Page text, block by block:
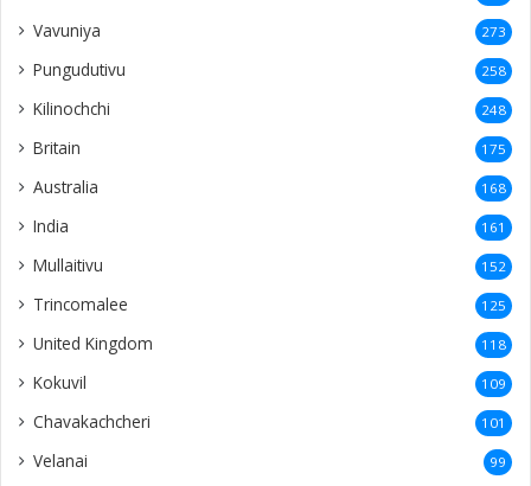
Vavuniya 273
Pungudutivu 258
Kilinochchi 248
Britain 175
Australia 168
India 161
Mullaitivu 152
Trincomalee 125
United Kingdom 118
Kokuvil 109
Chavakachcheri 101
Velanai 99